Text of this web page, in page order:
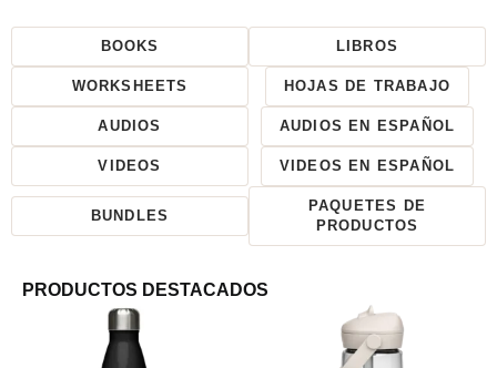
BOOKS LIBROS
WORKSHEETS HOJAS DE TRABAJO
AUDIOS AUDIOS EN ESPAÑOL
VIDEOS VIDEOS EN ESPAÑOL
BUNDLES
PAQUETES DE
PRODUCTOS
PRODUCTOS DESTACADOS